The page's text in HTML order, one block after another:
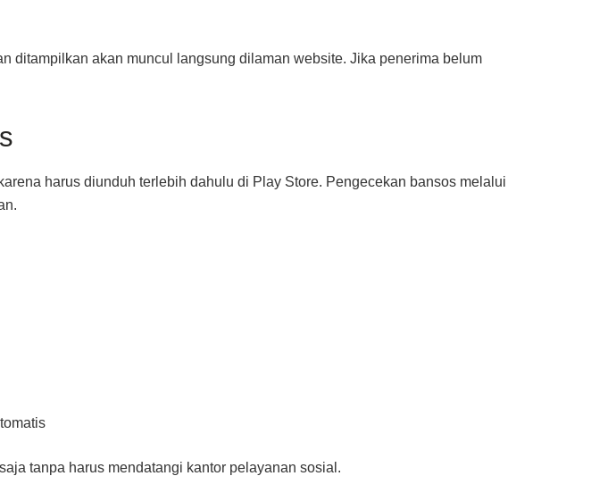
ditampilkan akan muncul langsung dilaman website. Jika penerima belum
harus diunduh terlebih dahulu di Play Store. Pengecekan bansos melalui
tanpa harus mendatangi kantor pelayanan sosial.